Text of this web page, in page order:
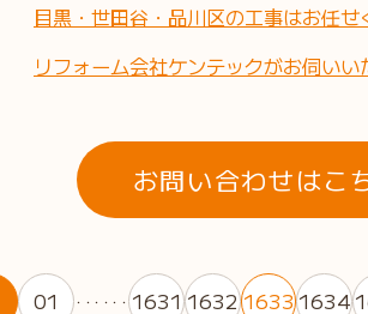
目黒・世田谷・品川区の工事はお任せ
リフォーム会社ケンテックがお伺いい
お問い合わせはこ
01 ・・・・・・ 1631163216331634